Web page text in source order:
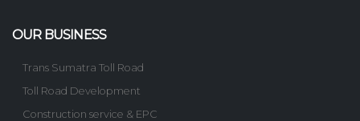
OUR BUSINESS
Trans Sumatra Toll Road
Toll Road Development
Construction service & EPC